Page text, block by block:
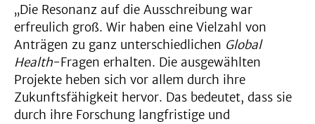
„Die Resonanz auf die Ausschreibung war
erfreulich groß. Wir haben eine Vielzahl von
Anträgen zu ganz unterschiedlichen Global
Health-Fragen erhalten. Die ausgewählten
Projekte heben sich vor allem durch ihre
Zukunftsfähigkeit hervor. Das bedeutet, dass sie
durch ihre Forschung langfristige und